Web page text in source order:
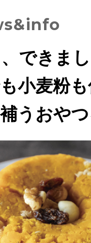
できま
小麦粉
うおや